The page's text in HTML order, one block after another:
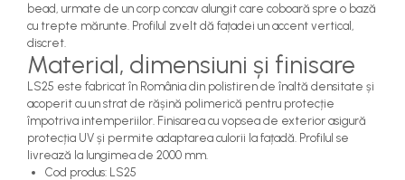
bead, urmate de un corp concav alungit care coboară spre o bază
cu trepte mărunte. Profilul zvelt dă fațadei un accent vertical,
discret.
Material, dimensiuni și finisare
LS25 este fabricat în România din polistiren de înaltă densitate și
acoperit cu un strat de rășină polimerică pentru protecție
împotriva intemperiilor. Finisarea cu vopsea de exterior asigură
protecția UV și permite adaptarea culorii la fațadă. Profilul se
livrează la lungimea de 2000 mm.
Cod produs: LS25